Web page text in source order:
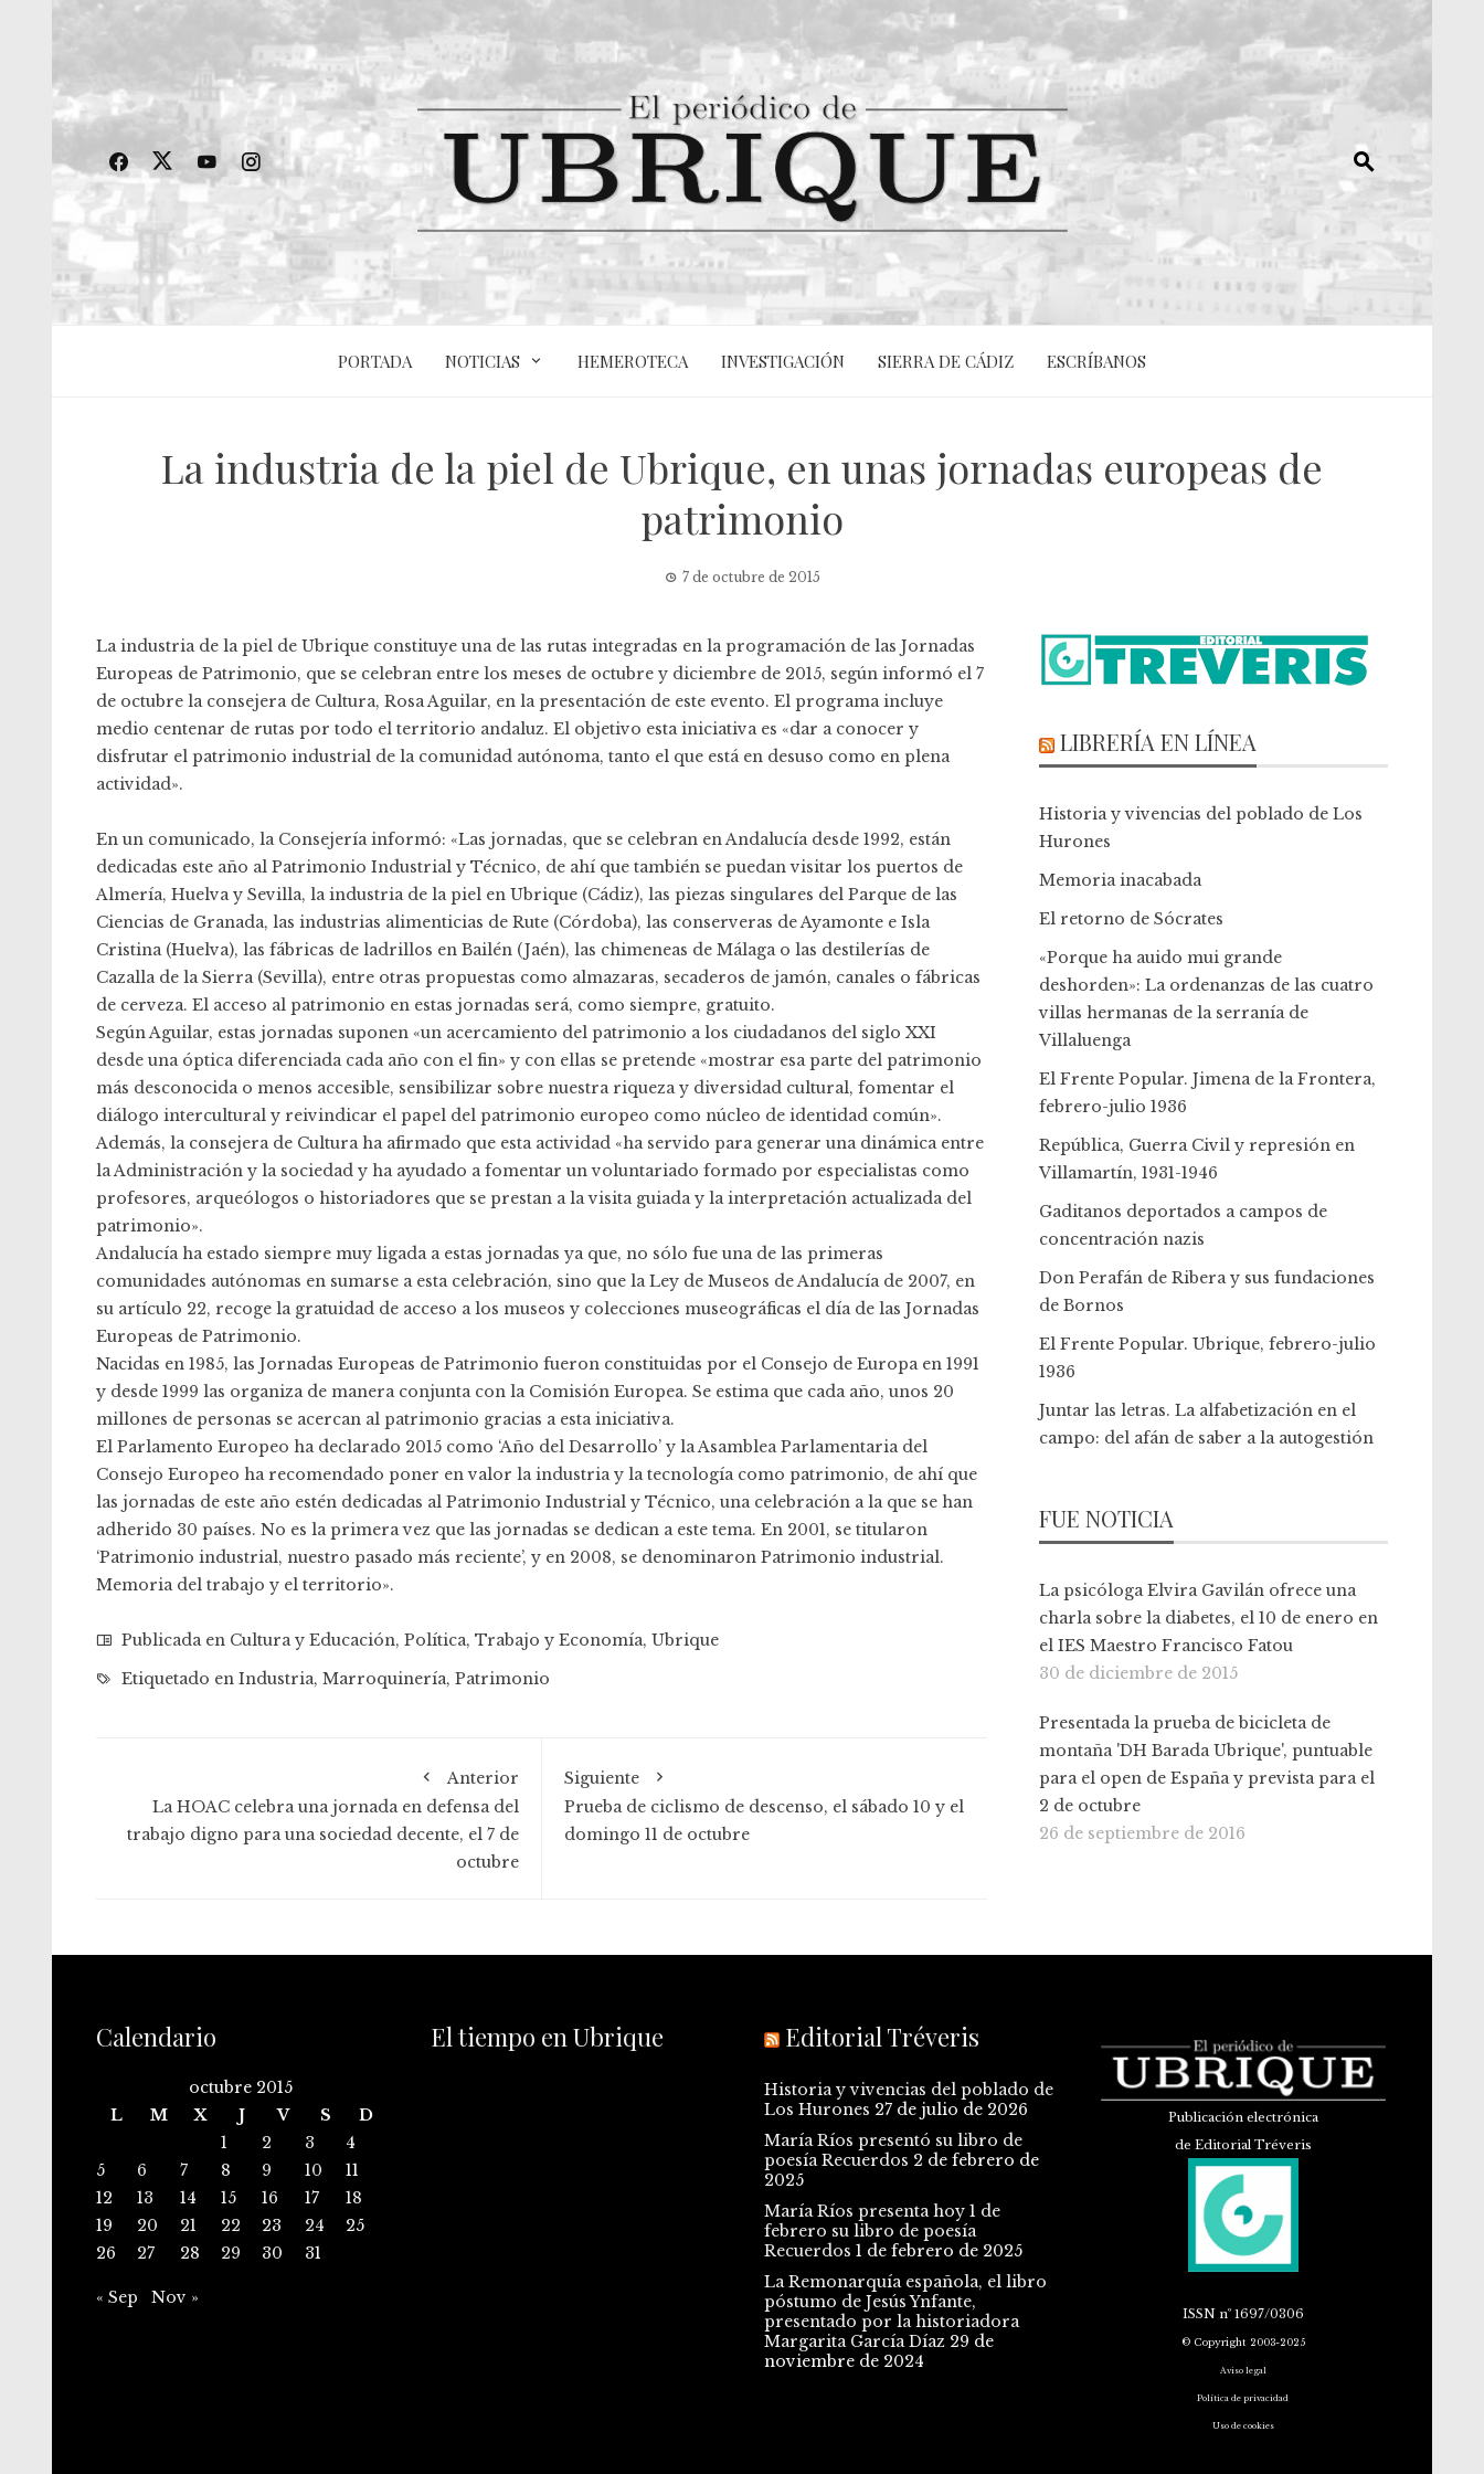
PORTADA NOTICIAS HEMEROTECA INVESTIGACIÓN SIERRA DE CÁDIZ ESCRÍBANOS
La industria de la piel de Ubrique, en unas jornadas europeas de
patrimonio
7 de octubre de 2015
La industria de la piel de Ubrique constituye una de las rutas integradas en la programación de las Jornadas
Europeas de Patrimonio, que se celebran entre los meses de octubre y diciembre de 2015, según informó el 7
de octubre la consejera de Cultura, Rosa Aguilar, en la presentación de este evento. El programa incluye
medio centenar de rutas por todo el territorio andaluz. El objetivo esta iniciativa es «dar a conocer y
disfrutar el patrimonio industrial de la comunidad autónoma, tanto el que está en desuso como en plena
actividad».
En un comunicado, la Consejería informó: «Las jornadas, que se celebran en Andalucía desde 1992, están
dedicadas este año al Patrimonio Industrial y Técnico, de ahí que también se puedan visitar los puertos de
Almería, Huelva y Sevilla, la industria de la piel en Ubrique (Cádiz), las piezas singulares del Parque de las
Ciencias de Granada, las industrias alimenticias de Rute (Córdoba), las conserveras de Ayamonte e Isla
Cristina (Huelva), las fábricas de ladrillos en Bailén (Jaén), las chimeneas de Málaga o las destilerías de
Cazalla de la Sierra (Sevilla), entre otras propuestas como almazaras, secaderos de jamón, canales o fábricas
de cerveza. El acceso al patrimonio en estas jornadas será, como siempre, gratuito.
Según Aguilar, estas jornadas suponen «un acercamiento del patrimonio a los ciudadanos del siglo XXI
desde una óptica diferenciada cada año con el fin» y con ellas se pretende «mostrar esa parte del patrimonio
más desconocida o menos accesible, sensibilizar sobre nuestra riqueza y diversidad cultural, fomentar el
diálogo intercultural y reivindicar el papel del patrimonio europeo como núcleo de identidad común».
Además, la consejera de Cultura ha afirmado que esta actividad «ha servido para generar una dinámica entre
la Administración y la sociedad y ha ayudado a fomentar un voluntariado formado por especialistas como
profesores, arqueólogos o historiadores que se prestan a la visita guiada y la interpretación actualizada del
patrimonio».
Andalucía ha estado siempre muy ligada a estas jornadas ya que, no sólo fue una de las primeras
comunidades autónomas en sumarse a esta celebración, sino que la Ley de Museos de Andalucía de 2007, en
su artículo 22, recoge la gratuidad de acceso a los museos y colecciones museográficas el día de las Jornadas
Europeas de Patrimonio.
Nacidas en 1985, las Jornadas Europeas de Patrimonio fueron constituidas por el Consejo de Europa en 1991
y desde 1999 las organiza de manera conjunta con la Comisión Europea. Se estima que cada año, unos 20
millones de personas se acercan al patrimonio gracias a esta iniciativa.
El Parlamento Europeo ha declarado 2015 como ‘Año del Desarrollo’ y la Asamblea Parlamentaria del
Consejo Europeo ha recomendado poner en valor la industria y la tecnología como patrimonio, de ahí que
las jornadas de este año estén dedicadas al Patrimonio Industrial y Técnico, una celebración a la que se han
adherido 30 países. No es la primera vez que las jornadas se dedican a este tema. En 2001, se titularon
‘Patrimonio industrial, nuestro pasado más reciente’, y en 2008, se denominaron Patrimonio industrial.
Memoria del trabajo y el territorio».
Publicada en Cultura y Educación, Política, Trabajo y Economía, Ubrique
Etiquetado en Industria, Marroquinería, Patrimonio
Anterior
La HOAC celebra una jornada en defensa del
trabajo digno para una sociedad decente, el 7 de
octubre
Siguiente
Prueba de ciclismo de descenso, el sábado 10 y el
domingo 11 de octubre
LIBRERÍA EN LÍNEA
Historia y vivencias del poblado de Los
Hurones
Memoria inacabada
El retorno de Sócrates
«Porque ha auido mui grande
deshorden»: La ordenanzas de las cuatro
villas hermanas de la serranía de
Villaluenga
El Frente Popular. Jimena de la Frontera,
febrero-julio 1936
República, Guerra Civil y represión en
Villamartín, 1931-1946
Gaditanos deportados a campos de
concentración nazis
Don Perafán de Ribera y sus fundaciones
de Bornos
El Frente Popular. Ubrique, febrero-julio
1936
Juntar las letras. La alfabetización en el
campo: del afán de saber a la autogestión
FUE NOTICIA
La psicóloga Elvira Gavilán ofrece una
charla sobre la diabetes, el 10 de enero en
el IES Maestro Francisco Fatou
30 de diciembre de 2015
Presentada la prueba de bicicleta de
montaña 'DH Barada Ubrique', puntuable
para el open de España y prevista para el
2 de octubre
26 de septiembre de 2016
Calendario
octubre 2015
L
M X J V S
D
1
2 3
4
5
6 7 8 9 10
11
12
13 14 15 16 17
18
19
20 21 22 23 24
25
26
27 28 29 30 31
« Sep Nov »
El tiempo en Ubrique Editorial Tréveris
Historia y vivencias del poblado de
Los Hurones 27 de julio de 2026
María Ríos presentó su libro de
poesía Recuerdos 2 de febrero de
2025
María Ríos presenta hoy 1 de
febrero su libro de poesía
Recuerdos 1 de febrero de 2025
La Remonarquía española, el libro
póstumo de Jesús Ynfante,
presentado por la historiadora
Margarita García Díaz 29 de
noviembre de 2024
Publicación electrónica
de Editorial Tréveris
ISSNnº 1697/0306
© Copyright 2003-2025
Aviso legal
Política de privacidad
Uso de cookies